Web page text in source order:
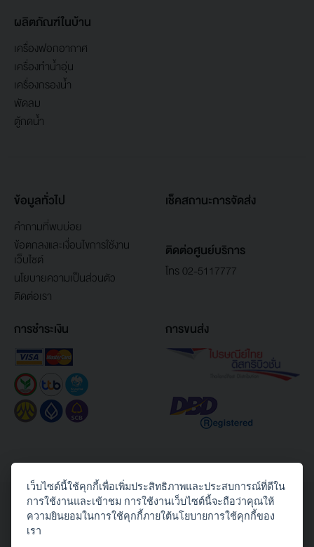
ผลิตภัณฑ์ในบ้าน
เครื่องฟอกอากาศ
เครื่องทำน้ำอุ่น
เครื่องกรองน้ำ
พัดลม
ตู้กดน้ำ
ข้อมูลทั่วไป
คำถามที่พบบ่อย
ข้อตกลงและเงื่อนไขการใช้งาน
เว็บไซต์
นโยบายความเป็นส่วนตัว
ติดต่อเรา
เช็คสถานะการจัดส่ง
ติดต่อศูนย์บริการ
โทร 02-5117777
การชำระเงิน การขนส่ง
Copyright© 2026 Toshiba Thailand Co., Ltd. All Rights Reserved.
เว็บไซต์นี้ใช้คุกกี้เพื่อเพิ่มประสิทธิภาพและประสบการณ์ที่ดีใน
การใช้งานและเข้าชม การใช้งานเว็บไซต์นี้จะถือว่าคุณให้
ความยินยอมในการใช้คุกกี้ภายใต้นโยบายการใช้คุกกี้ของ
เรา